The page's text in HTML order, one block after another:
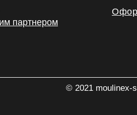
партнером
© 2021 moulinex-